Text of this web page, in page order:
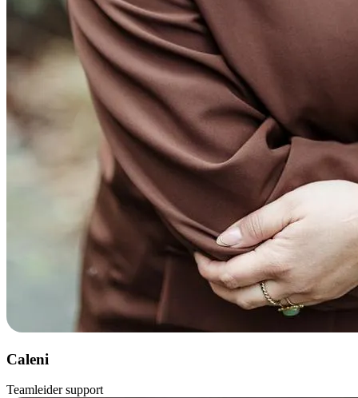
Caleni
Teamleider support